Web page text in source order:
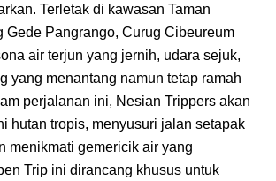
Terletak di kawasan Taman
Gede Pangrango, Curug Cibeureum
air terjun yang jernih, udara sejuk,
yang menantang namun tetap ramah
perjalanan ini, Nesian Trippers akan
hutan tropis, menyusuri jalan setapak
menikmati gemericik air yang
Trip ini dirancang khusus untuk